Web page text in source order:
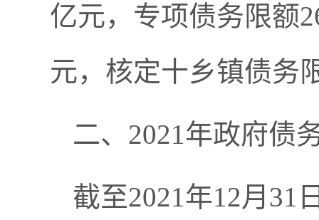
亿元，专项债务限额
元，核定十乡镇债务
二、2021年政府债
截至2021年12月31